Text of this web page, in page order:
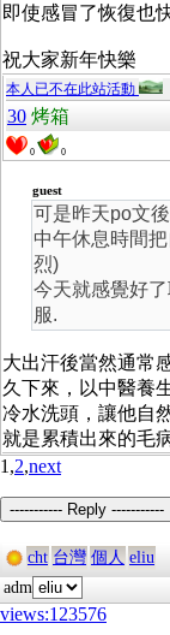
即使感冒了恢復也
祝大家新年快樂
本人已不在此站活動
30 烤箱
0 0
guest
可是昨天po文
中午休息時間
烈)
今天就感覺好
服.
大出汗後當然通常
久下來，以中醫養
冷水洗頭，讓他自
就是累積出來的毛
1,2,next
----------- Reply -----------
cht 台灣 個人 eliu
adm
views:123576